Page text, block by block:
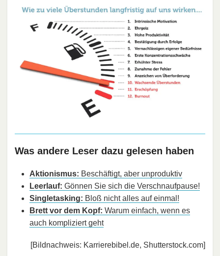
Was andere Leser dazu gelesen haben
Aktionismus: Beschäftigt, aber unproduktiv
Leerlauf: Gönnen Sie sich die Verschnaufpause!
Singletasking: Bloß nicht alles auf einmal!
Brett vor dem Kopf: Warum einfach, wenn es
auch kompliziert geht
[Bildnachweis: Karrierebibel.de, Shutterstock.com]